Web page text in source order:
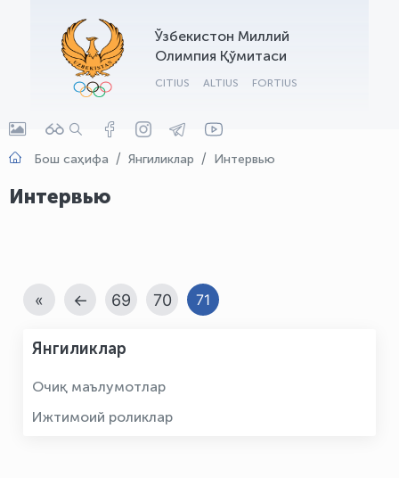
Ўзбекистон Миллий
Олимпия Қўмитаси
CITIUS ALTIUS FORTIUS
Бош саҳифа Янгиликлар Интервью
Интервью
« ← 69 70 71
Янгиликлар
Очиқ маълумотлар
Ижтимоий роликлар
OLYMPCHIK AI - yordamchi
Онлайн · olympic.uz